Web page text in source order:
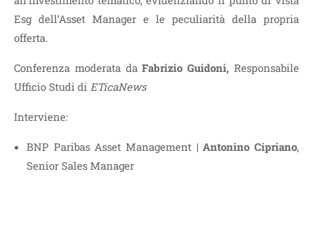
Esg dell’Asset Manager e le peculiarità della propria
offerta.
Conferenza moderata daFabrizio Guidoni,Responsabile
Ufficio Studi di ETicaNews
Interviene:
BNP Paribas Asset Management |Antonino Cipriano,
Senior Sales Manager